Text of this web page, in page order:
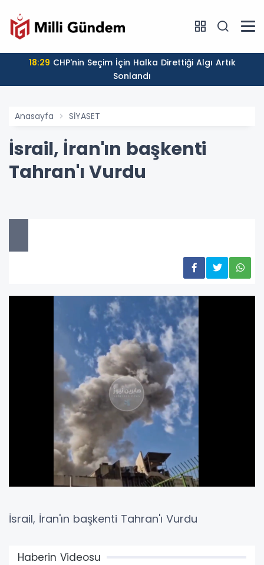
18:29
Sonlandı
Anasayfa SİYASET
İsrail, İran'ın başkenti
Tahran'ı Vurdu
İsrail, İran'ın başkenti Tahran'ı Vurdu
Haberin Videosu